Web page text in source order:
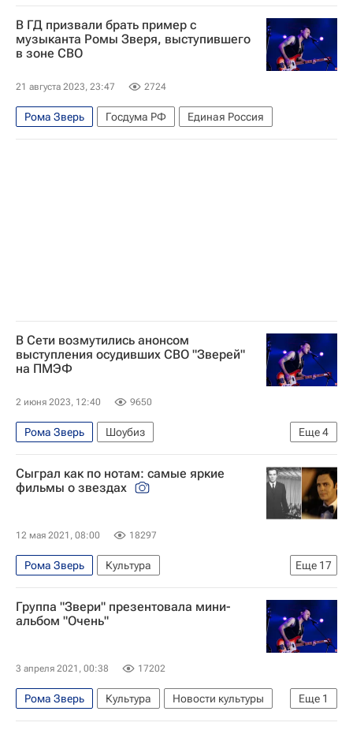
Знаменитости
Украина
Роман Билык
Госдума РФ
Донецкая Народная Республика
В ГД призвали брать пример с
музыканта Ромы Зверя, выступившего
в зоне СВО
21 августа 2023, 23:47 2724
Рома Зверь Госдума РФ Единая Россия
В Сети возмутились анонсом
выступления осудивших СВО "Зверей"
на ПМЭФ
2 июня 2023, 12:40 9650
Еще4
Рома Зверь
Шоубиз
Фонд "Петербургский международный экономический форум" (фонд)
Санкт-Петербург
Россия Знаменитости
Сыграл как по нотам: самые яркие
фильмы о звездах
12 мая 2021, 08:00 18297
Еще 17
Рома Зверь
Культура
Фредди Меркьюри (Фаpух Булсара)
Марина Александрова
Элтон Джон
Кейт Бланшетт
Знаменитости
Стиль жизни
Милош Бикович
лучшие фильмы
что посмотреть
Группа "Звери" презентовала мини-
альбом "Очень"
3 апреля 2021, 00:38 17202
Еще 1
Рома Зверь Культура
Новости культуры
Музыка